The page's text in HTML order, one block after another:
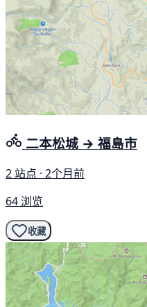
二本松城 → 福島市
2 站点 · 2个月前
64 浏览
收藏